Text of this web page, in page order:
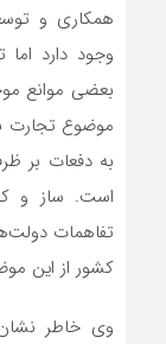
همکاری و
وجود دارد
بعضی موانع
موضوع تجارت
به دفعات بر
است. ساز و
تفاهمات
کشور از این
وی خاطر